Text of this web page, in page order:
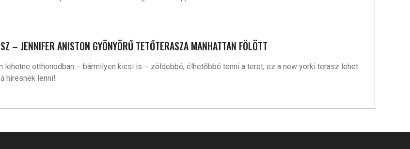
– JENNIFER ANISTON GYÖNYÖRŰ TETŐTERASZA MANHATTAN FÖLÖTT
lehetne otthonodban – bármilyen kicsi is – zöldebbé, élhetőbbé tenni a teret, ez a new yorki terasz lehet
híresnek lenni!